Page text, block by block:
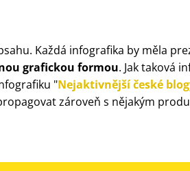
Každá infografika by měla
grafickou formou. Jak taková
"Nejaktivnější české
zároveň s nějakým